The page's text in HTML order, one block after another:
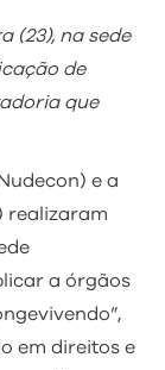
(23), na sede
de
que
e a
realizaram
a órgãos
em direitos e